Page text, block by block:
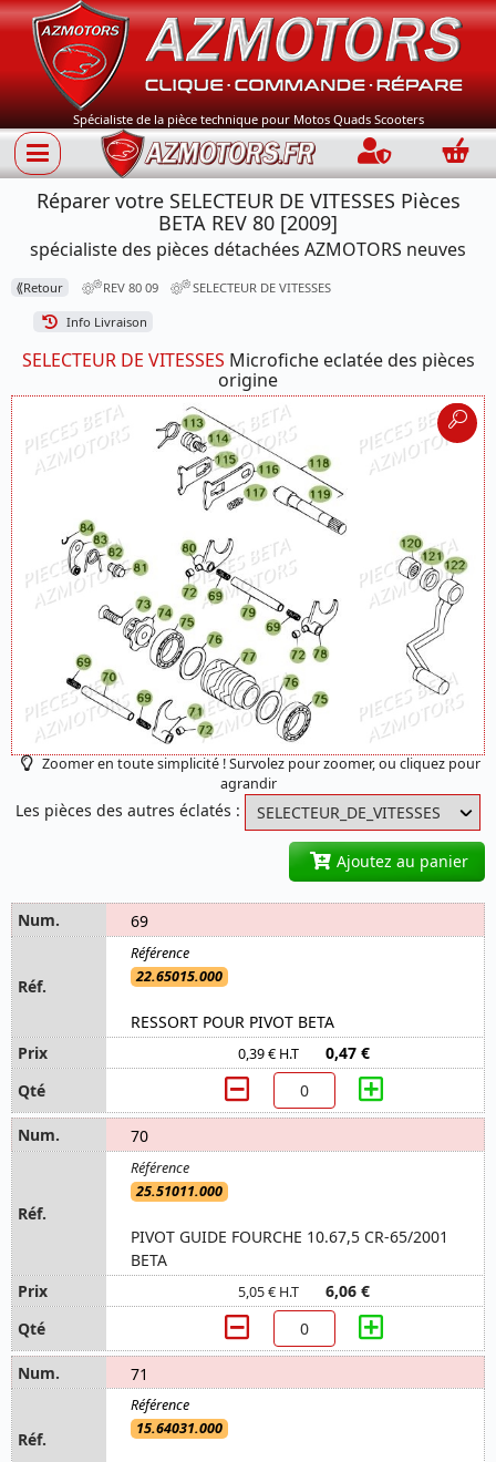
Spécialiste de la pièce technique pour Motos Quads Scooters
Connection
Réparer votre SELECTEUR DE VITESSES Pièces
BETA REV 80 [2009]
spécialiste des pièces détachées AZMOTORS neuves
⟪Retour REV 80 09 SELECTEUR DE VITESSES
Info Livraison
SELECTEUR DE VITESSES Microfiche eclatée des pièces
origine
Zoomer en toute simplicité ! Survolez pour zoomer, ou cliquez pour
agrandir
Les pièces des autres éclatés :
Ajoutez au panier
69
22.65015.000
RESSORT POUR PIVOT BETA
0,39 € H.T 0,47 €
70
25.51011.000
PIVOT GUIDE FOURCHE 10.67,5 CR-65/2001
BETA
5,05 € H.T 6,06 €
71
15.64031.000